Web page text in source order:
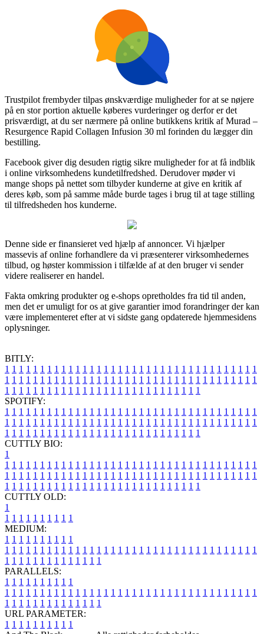
Trustpilot frembyder tilpas ønskværdige muligheder for at se nøjere
på en stor portion aktuelle køberes vurderinger og derfor er det
prisværdigt, at du ser nærmere på online butikkens kritik af Murad –
Resurgence Rapid Collagen Infusion 30 ml forinden du lægger din
bestilling.
Facebook giver dig desuden rigtig sikre muligheder for at få indblik
i online virksomhedens kundetilfredshed. Derudover møder vi
mange shops på nettet som tilbyder kunderne at give en kritik af
deres køb, som på samme måde burde tages i brug til at tage stilling
til tilfredsheden hos kunderne.
Denne side er finansieret ved hjælp af annoncer. Vi hjælper
massevis af online forhandlere da vi præsenterer virksomhedernes
tilbud, og høster kommission i tilfælde af at den bruger vi sender
videre realiserer en handel.
Fakta omkring produkter og e-shops opretholdes fra tid til anden,
men det er umuligt for os at give garantier imod forandringer der kan
være implementeret efter at vi sidste gang opdaterede hjemmesidens
oplysninger.
BITLY:
1 1 1 1 1 1 1 1 1 1 1 1 1 1 1 1 1 1 1 1 1 1 1 1 1 1 1 1 1 1 1 1 1 1 1 1
1 1 1 1 1 1 1 1 1 1 1 1 1 1 1 1 1 1 1 1 1 1 1 1 1 1 1 1 1 1 1 1 1 1 1 1
1 1 1 1 1 1 1 1 1 1 1 1 1 1 1 1 1 1 1 1 1 1 1 1 1 1 1 1
SPOTIFY:
1 1 1 1 1 1 1 1 1 1 1 1 1 1 1 1 1 1 1 1 1 1 1 1 1 1 1 1 1 1 1 1 1 1 1 1
1 1 1 1 1 1 1 1 1 1 1 1 1 1 1 1 1 1 1 1 1 1 1 1 1 1 1 1 1 1 1 1 1 1 1 1
1 1 1 1 1 1 1 1 1 1 1 1 1 1 1 1 1 1 1 1 1 1 1 1 1 1 1 1
CUTTLY BIO:
1
1 1 1 1 1 1 1 1 1 1 1 1 1 1 1 1 1 1 1 1 1 1 1 1 1 1 1 1 1 1 1 1 1 1 1 1
1 1 1 1 1 1 1 1 1 1 1 1 1 1 1 1 1 1 1 1 1 1 1 1 1 1 1 1 1 1 1 1 1 1 1 1
1 1 1 1 1 1 1 1 1 1 1 1 1 1 1 1 1 1 1 1 1 1 1 1 1 1 1 1
CUTTLY OLD:
1
1 1 1 1 1 1 1 1 1 1
MEDIUM:
1 1 1 1 1 1 1 1 1 1
1 1 1 1 1 1 1 1 1 1 1 1 1 1 1 1 1 1 1 1 1 1 1 1 1 1 1 1 1 1 1 1 1 1 1 1
1 1 1 1 1 1 1 1 1 1 1 1 1 1
PARALLELS:
1 1 1 1 1 1 1 1 1 1
1 1 1 1 1 1 1 1 1 1 1 1 1 1 1 1 1 1 1 1 1 1 1 1 1 1 1 1 1 1 1 1 1 1 1 1
1 1 1 1 1 1 1 1 1 1 1 1 1 1
URL PARAMETER:
1 1 1 1 1 1 1 1 1 1